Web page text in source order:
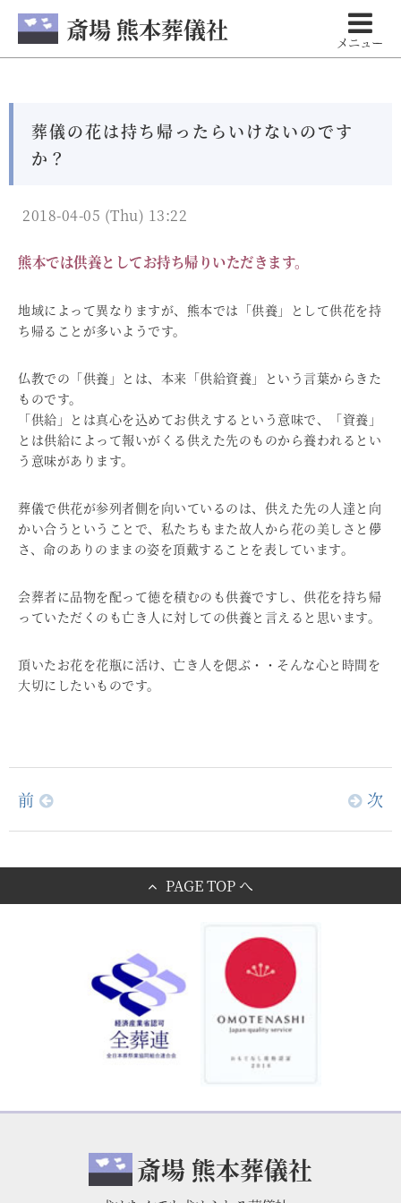
斎場 熊本葬儀社 メニュー
葬儀の花は持ち帰ったらいけないのです
か？
2018-04-05 (Thu) 13:22
熊本では供養としてお持ち帰りいただきます。
地域によって異なりますが、熊本では「供養」として供花を持
ち帰ることが多いようです。
仏教での「供養」とは、本来「供給資養」という言葉からきた
ものです。
「供給」とは真心を込めてお供えするという意味で、「資養」
とは供給によって報いがくる供えた先のものから養われるとい
う意味があります。
葬儀で供花が参列者側を向いているのは、供えた先の人達と向
かい合うということで、私たちもまた故人から花の美しさと儚
さ、命のありのままの姿を頂戴することを表しています。
会葬者に品物を配って徳を積むのも供養ですし、供花を持ち帰
っていただくのも亡き人に対しての供養と言えると思います。
頂いたお花を花瓶に活け、亡き人を偲ぶ・・そんな心と時間を
大切にしたいものです。
前 次
PAGE TOP へ
斎場 熊本葬儀社